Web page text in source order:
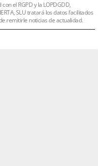
el RGPD y la LOPDGDD,
SLU tratará los datos facilitados
remitirle noticias de actualidad.